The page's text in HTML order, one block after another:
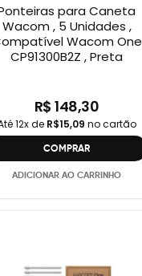
para Caneta
Wacom , 5 Unidades ,
Wacom One
CP91300B2Z , Preta
R$ 148,30
12x de R$15,09 no cartão
COMPRAR
ADICIONAR AO CARRINHO